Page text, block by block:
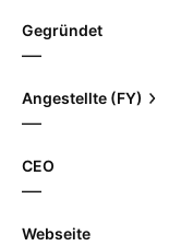
Gegründet
—
Angestellte (FY)
—
CEO
—
Webseite